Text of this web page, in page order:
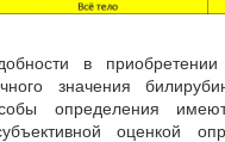
в
значения
определения
оценкой